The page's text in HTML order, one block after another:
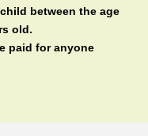
between the age
old.
paid for anyone